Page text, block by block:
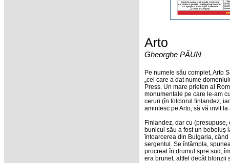
Arto
Gheorghe PĂUN
Pe numele său complet, Arto
„cel care a dat nume
Press. Un mare prieten al
monumentale pe care le-am
ceruri (în folclorul finlandez,
amintesc pe Arto, să vă invit
Finlandez, dar cu
bunicul său a fost un bebeluș
întoarcerea din Bulgaria,
sergentul. Se întâmpla,
procreat în drumul spre sud,
era brunet, altfel decât blonzii